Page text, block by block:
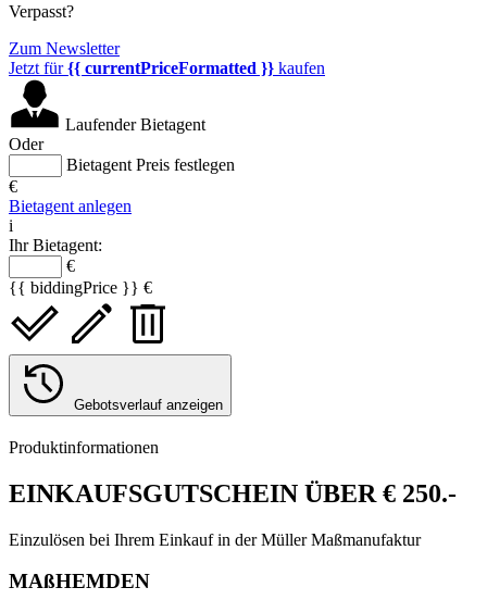
Verpasst?
Zum Newsletter
Jetzt für{{ currentPriceFormatted }} kaufen
Laufender Bietagent
Oder
Bietagent Preis festlegen
€
Bietagent anlegen
i
Ihr Bietagent:
€
{{ biddingPrice }} €
Gebotsverlauf anzeigen
Produktinformationen
EINKAUFSGUTSCHEIN ÜBER € 250.-
Einzulösen bei Ihrem Einkauf in der Müller Maßmanufaktur
MAßHEMDEN